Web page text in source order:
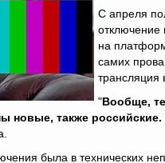
С апреля
отключение
на
самих
трансляция
"Вообще,
новые, также
была в технических